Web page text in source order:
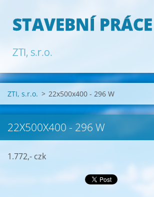
STAVEBNÍ PRÁCE
ZTI, s.r.o.
ZTI, s.r.o. > 22x500x400 - 296 W
22X500X400 - 296 W
1.772,- czk